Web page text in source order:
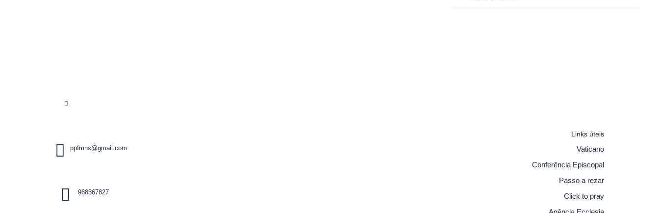
ppfmns@gmail.com
968367827
Links úteis
Vaticano
Conferência Episcopal
Passo a rezar
Click to pray